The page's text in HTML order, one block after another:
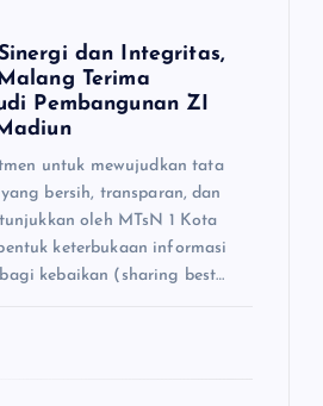
dan Integritas,
Terima
Pembangunan ZI
untuk mewujudkan tata
bersih, transparan, dan
oleh MTsN 1 Kota
keterbukaan informasi
kebaikan (sharing best…